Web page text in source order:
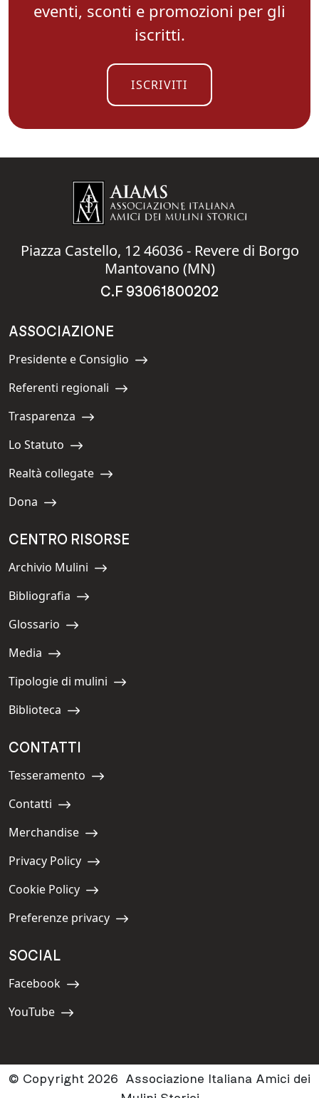
eventi, sconti e promozioni per gli
iscritti.
ISCRIVITI
Piazza Castello, 12 46036 - Revere di Borgo
Mantovano (MN)
C.F 93061800202
ASSOCIAZIONE
Navigate to:
Presidente e Consiglio
Navigate to:
Referenti regionali
Navigate to:
Trasparenza
Navigate to:
Lo Statuto
Navigate to:
Realtà collegate
Navigate to:
Dona
CENTRO RISORSE
Navigate to:
Archivio Mulini
Navigate to:
Bibliografia
Navigate to:
Glossario
Navigate to:
Media
Navigate to:
Tipologie di mulini
Navigate to:
Biblioteca
CONTATTI
Navigate to:
Tesseramento
Navigate to:
Contatti
Navigate to:
Merchandise
Navigate to:
Privacy Policy
Navigate to:
Cookie Policy
Navigate to:
Preferenze privacy
SOCIAL
Navigate to:
Facebook
Navigate to:
YouTube
© Copyright 2026 Associazione Italiana Amici dei